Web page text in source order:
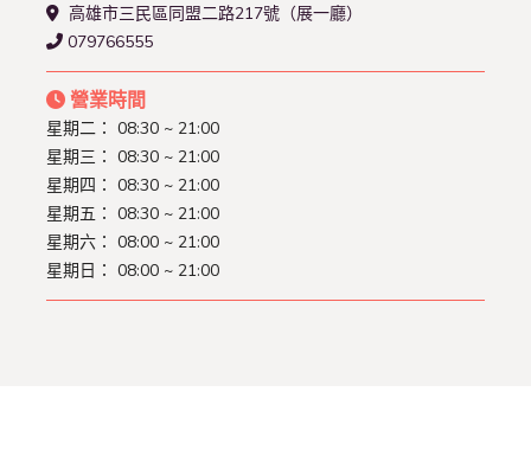
高雄市三民區同盟二路217號（展一廳）
079766555
營業時間
星期二： 08:30 ~ 21:00
星期三： 08:30 ~ 21:00
星期四： 08:30 ~ 21:00
星期五： 08:30 ~ 21:00
星期六： 08:00 ~ 21:00
星期日： 08:00 ~ 21:00